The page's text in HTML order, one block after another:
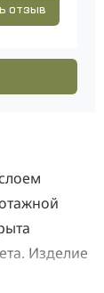
отзыв
Изделие